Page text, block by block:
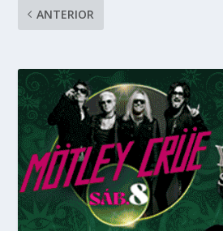
ANTERIOR